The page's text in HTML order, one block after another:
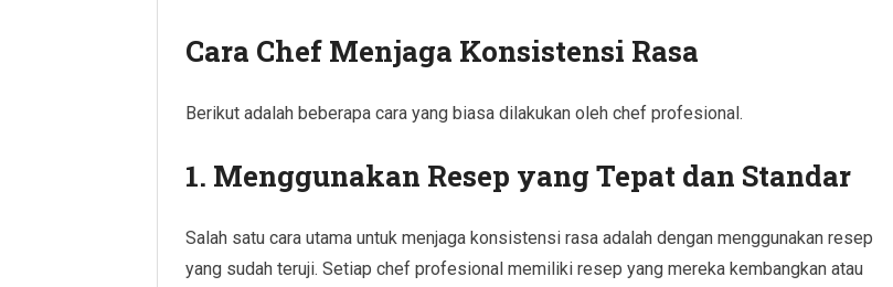
Cara Chef Menjaga Konsistensi Rasa
Berikut adalah beberapa cara yang biasa dilakukan oleh chef profesional.
1. Menggunakan Resep yang Tepat dan Standar
Salah satu cara utama untuk menjaga konsistensi rasa adalah dengan menggunakan resep
yang sudah teruji. Setiap chef profesional memiliki resep yang mereka kembangkan atau